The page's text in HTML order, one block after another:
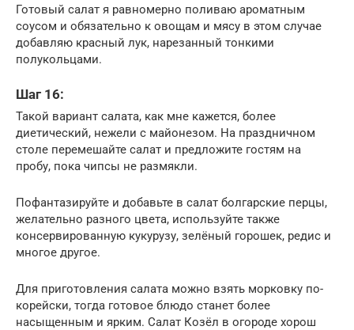
Готовый салат я равномерно поливаю ароматным
соусом и обязательно к овощам и мясу в этом случае
добавляю красный лук, нарезанный тонкими
полукольцами.
Шаг 16:
Такой вариант салата, как мне кажется, более
диетический, нежели с майонезом. На праздничном
столе перемешайте салат и предложите гостям на
пробу, пока чипсы не размякли.
Пофантазируйте и добавьте в салат болгарские перцы,
желательно разного цвета, используйте также
консервированную кукурузу, зелёный горошек, редис и
многое другое.
Для приготовления салата можно взять морковку по-
корейски, тогда готовое блюдо станет более
насыщенным и ярким. Салат Козёл в огороде хорош